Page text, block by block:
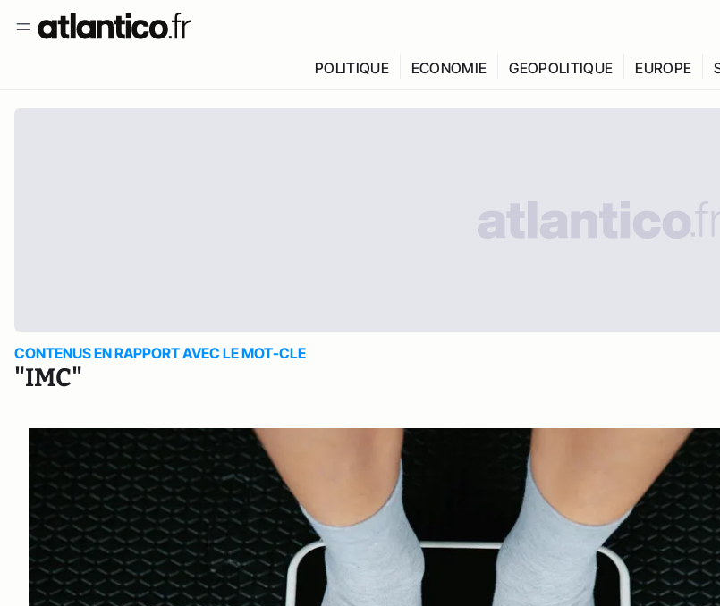
POLITIQUE ECONOMIE GEOPOLITIQUE EUROPE
CONTENUS EN RAPPORT AVEC LE MOT-CLE
"IMC"